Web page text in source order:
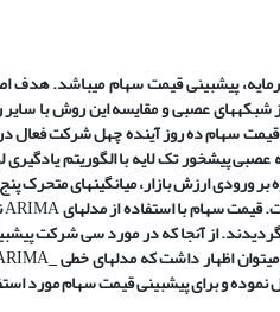
پیشبینی قیمت سهام میباشد. هدف
شبکههای عصبی و مقایسه این روش با
سهام ده روز آینده چهل شرکت فعال
عصبی پیشخور تک لایه با الگوریتم
ورودی ارزش بازار، میانگین­های متحرک
سهام با استفاده از مدلهایARIMA
از آنجا که در مورد سی شرکت پیش
توان اظهار داشت که مدلهای خطی_
و برای پیش­بینی قیمت سهام مورد